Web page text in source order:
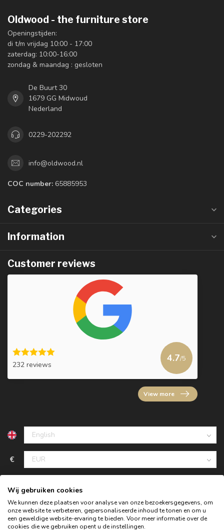
Oldwood - the furniture store
Openingstijden:
di t/m vrijdag 10:00 - 17:00
zaterdag: 10:00-16:00
zondag & maandag : gesloten
De Buurt 30
1679 GG Midwoud
Nederland
0229-202292
info@oldwood.nl
COC number: 65885953
Categories
Information
Customer reviews
232 reviews
4.7/5
View more
€
Wij gebruiken cookies
We kunnen deze plaatsen voor analyse van onze bezoekersgegevens, om
onze website te verbeteren, gepersonaliseerde inhoud te tonen en om u
een geweldige website-ervaring te bieden. Voor meer informatie over de
cookies die we gebruiken opent u de instellingen.